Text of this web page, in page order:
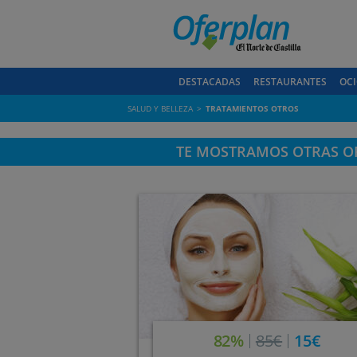
DESTACADAS RESTAURANTES
SALUD Y BELLEZA TRATAMIENTOS OTROS
TE MOSTRAMOS OTRAS
82% 85€ 15€